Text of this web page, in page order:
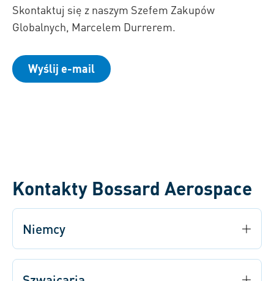
Skontaktuj się z naszym Szefem Zakupów
Globalnych, Marcelem Durrerem.
Wyślij e-mail
Kontakty Bossard Aerospace
Niemcy